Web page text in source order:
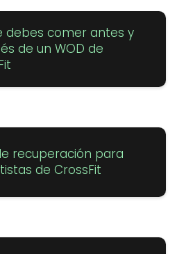
debes comer antes y
de un WOD de
recuperación para
de CrossFit